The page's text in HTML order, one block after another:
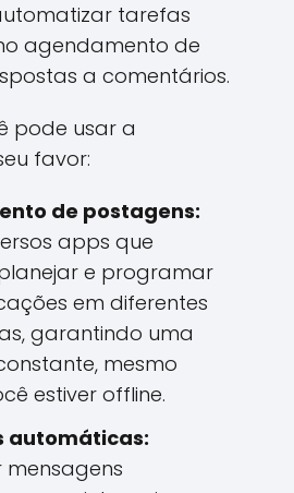
tarefas
agendamento de
a comentários.
pode usar a
favor:
de postagens:
apps que
e programar
em diferentes
garantindo uma
mesmo
estiver offline.
automáticas: